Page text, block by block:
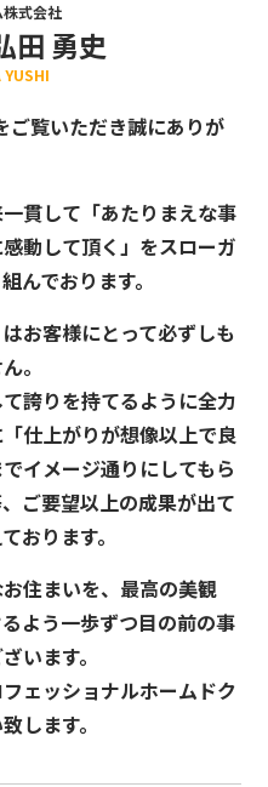
式会社
田 勇史
YUSHI
ご覧いただき誠にありが
貫して「あたりまえな事
動して頂く」をスローガ
んでおります。
お客様にとって必ずしも
。
誇りを持てるように全力
仕上がりが想像以上で良
イメージ通りにしてもら
ご要望以上の成果が出て
おります。
住まいを、最高の美観
よう一歩ずつ目の前の事
います。
ェッショナルホームドク
致します。